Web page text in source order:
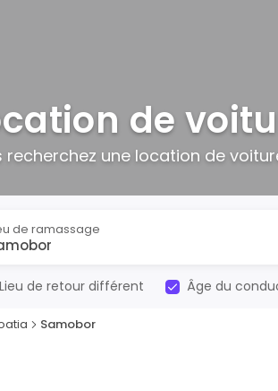
de
recherchez une location de
de ramassage
Lieu de retour différent Âge du
Samobor